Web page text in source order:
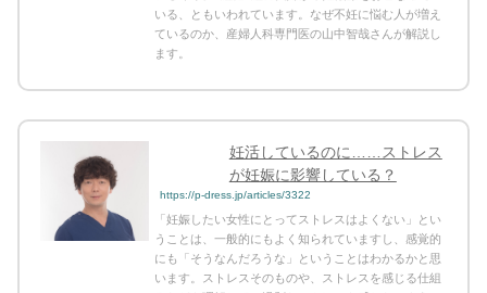
いる、ともいわれています。なぜ不妊に悩む人が増え
ているのか、産婦人科専門医の山中智哉さんが解説し
ます。
妊活しているのに……ストレス
が妊娠に影響している？
https://p-dress.jp/articles/3322
「妊娠したい女性にとってストレスはよくない」とい
うことは、一般的にもよく知られていますし、感覚的
にも「そうなんだろうな」ということはわかるかと思
います。ストレスそのものや、ストレスを感じる仕組